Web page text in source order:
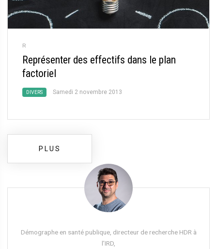
R
Représenter des effectifs dans le plan
factoriel
DIVERS Samedi 2 novembre 2013
PLUS
Démographe en santé publique, directeur de recherche HDR à
l’IRD,